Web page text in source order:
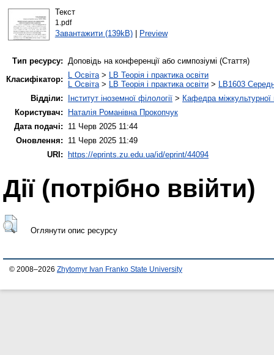
Текст
1.pdf
Завантажити (139kB)| Preview
Тип ресурсу: Доповідь на конференції або симпозіумі (Стаття)
Класифікатор:
L Освіта> LB Теорія і практика освіти
L Освіта> LB Теорія і практика освіти > LB1603
Відділи:
Інститут іноземної філології > Кафедра міжкультурної
Користувач:
Наталія Романівна Прокопчук
Дата подачі:
11 Черв 2025 11:44
Оновлення:
11 Черв 2025 11:49
URI:
https://eprints.zu.edu.ua/id/eprint/44094
Дії ​​(потрібно ввійти)
Оглянути опис ресурсу
© 2008–2026 Zhytomyr Ivan Franko State University